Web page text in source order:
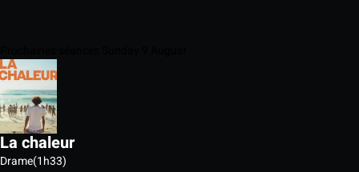
La chaleur
Drame(1h33)